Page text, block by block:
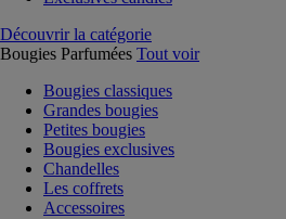
Découvrir la catégorie
Bougies Parfumées Tout voir
Bougies classiques
Grandes bougies
Petites bougies
Bougies exclusives
Chandelles
Les coffrets
Accessoires